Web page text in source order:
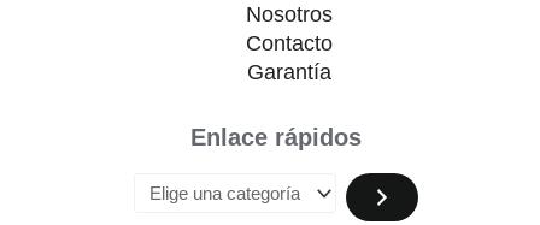
Nosotros
Contacto
Garantía
Enlace rápidos